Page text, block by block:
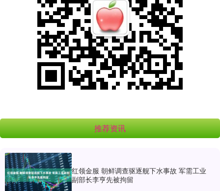
推荐资讯
红领金服 朝鲜调查驱逐舰下水事故 军需工业
副部长李亨先被拘留